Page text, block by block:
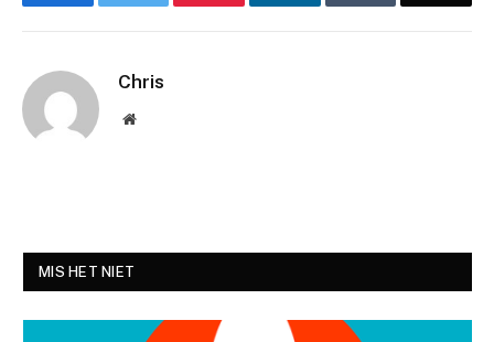
Chris
Website
MIS HET NIET